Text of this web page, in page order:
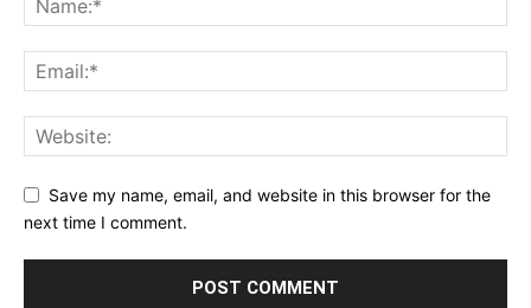
Save my name, email, and website in this browser for the
next time I comment.